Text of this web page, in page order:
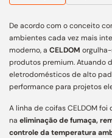
De acordo com o conceito
ambientes cada vez mais
moderno, a CELDOM
produtos premium. Atuando
eletrodomésticos de alto
performance para projetos
A linha de coifas CELDOM
na eliminação de fumaça,
controle da temperatura